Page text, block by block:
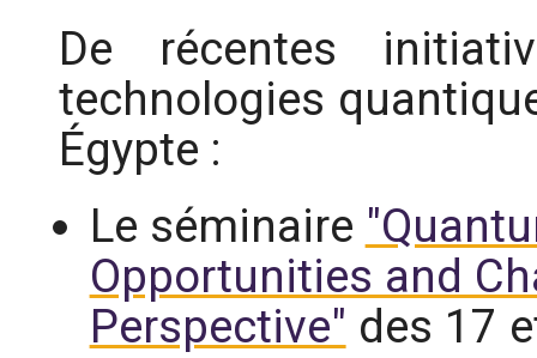
De récentes
technologies
Égypte :
Le séminaire
Opportunities and
Perspective" des 17